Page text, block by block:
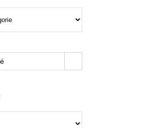
Search Button